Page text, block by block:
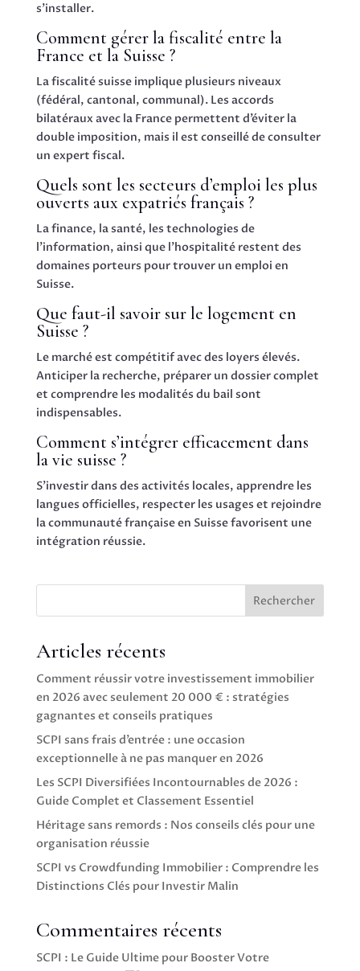
s’installer.
Comment gérer la fiscalité entre la
France et la Suisse ?
La fiscalité suisse implique plusieurs niveaux
(fédéral, cantonal, communal). Les accords
bilatéraux avec la France permettent d’éviter la
double imposition, mais il est conseillé de consulter
un expert fiscal.
Quels sont les secteurs d’emploi les plus
ouverts aux expatriés français ?
La finance, la santé, les technologies de
l’information, ainsi que l’hospitalité restent des
domaines porteurs pour trouver un emploi en
Suisse.
Que faut-il savoir sur le logement en
Suisse ?
Le marché est compétitif avec des loyers élevés.
Anticiper la recherche, préparer un dossier complet
et comprendre les modalités du bail sont
indispensables.
Comment s’intégrer efficacement dans
la vie suisse ?
S’investir dans des activités locales, apprendre les
langues officielles, respecter les usages et rejoindre
la communauté française en Suisse favorisent une
intégration réussie.
Rechercher
Articles récents
Comment réussir votre investissement immobilier
en 2026 avec seulement 20 000 € : stratégies
gagnantes et conseils pratiques
SCPI sans frais d’entrée : une occasion
exceptionnelle à ne pas manquer en 2026
Les SCPI Diversifiées Incontournables de 2026 :
Guide Complet et Classement Essentiel
Héritage sans remords : Nos conseils clés pour une
organisation réussie
SCPI vs Crowdfunding Immobilier : Comprendre les
Distinctions Clés pour Investir Malin
Commentaires récents
SCPI : Le Guide Ultime pour Booster Votre